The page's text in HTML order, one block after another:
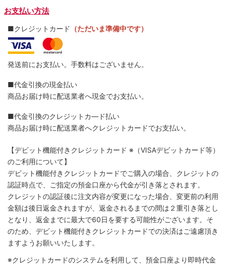
お支払い方法
■クレジットカード （ただいま準備中です）
発送前にお支払い。手数料はございません。
■代金引換の現金払い
商品お届け時に配送業者へ現金でお支払い。
■代金引換のクレジットカ―ド払い
商品お届け時に配送業者へクレジットカードでお支払い。
【デビット機能付きクレジットカード ※（VISAデビットカード等）
のご利用について】
デビット機能付きクレジットカードでご購入の場合、クレジットの
認証時点で、ご指定の預金口座から代金が引き落とされます。
クレジットの認証後に注文内容が変更になった場合、変更前の利用
金額は後日返金されますが、返金されるまでの間は２重引き落とし
となり、返金までに最大で60日を要する可能性がございます。そ
のため、デビット機能付きクレジットカードでの決済はご遠慮頂き
ますようお願いいたします。
※クレジットカードのシステムを利用して、預金口座より即時代金